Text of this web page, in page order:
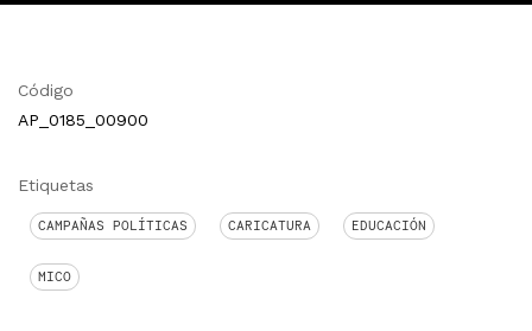
Código
AP_0185_00900
Etiquetas
CAMPAÑAS POLÍTICAS CARICATURA EDUCACIÓN
MICO